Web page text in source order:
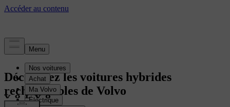
Découvrez les voitures hybrides
rechargeables de Volvo